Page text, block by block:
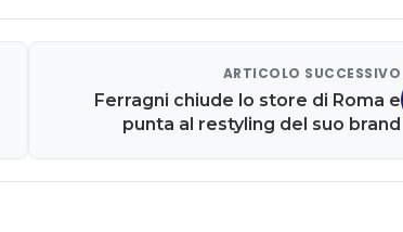
ARTICOLO SUCCESSIVO
Ferragni chiude lo store di Roma e
punta al restyling del suo brand